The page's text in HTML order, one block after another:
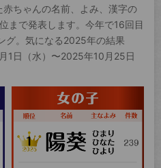
ちゃんの名前、よみ、漢字の
まで発表します。今年で16回目
グ。気になる2025年の結果
1日（水）〜2025年10月25日